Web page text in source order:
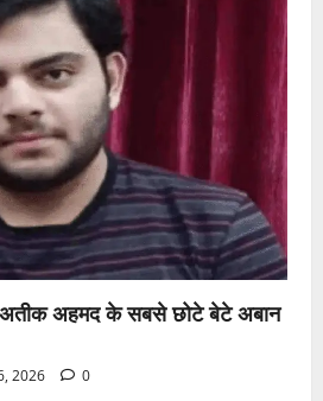
अहमद के सबसे छोटे बेटे अबान
2026 0